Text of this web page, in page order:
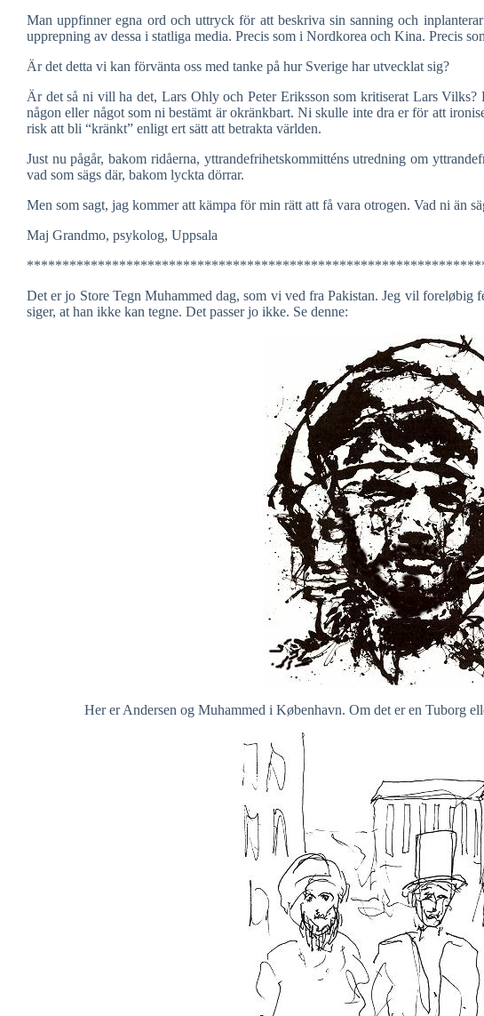
Man uppfinner egna ord och uttryck för att beskriva sin sanning och
upprepning av dessa i statliga media. Precis som i Nordkorea och Kina. Precis
Är det detta vi kan förvänta oss med tanke på hur Sverige har utvecklat sig?
Är det så ni vill ha det, Lars Ohly och Peter Eriksson som kritiserat Lars Vilks?
någon eller något som ni bestämt är okränkbart. Ni skulle inte dra er för att
risk att bli “kränkt” enligt ert sätt att betrakta världen.
Just nu pågår, bakom ridåerna, yttrandefrihetskommitténs utredning om
vad som sägs där, bakom lyckta dörrar.
Men som sagt, jag kommer att kämpa för min rätt att få vara otrogen. Vad ni än
Maj Grandmo, psykolog, Uppsala
Det er jo Store Tegn Muhammed dag, som vi ved fra Pakistan. Jeg vil
siger, at han ikke kan tegne. Det passer jo ikke. Se denne:
Her er Andersen og Muhammed i København. Om det er en Tuborg